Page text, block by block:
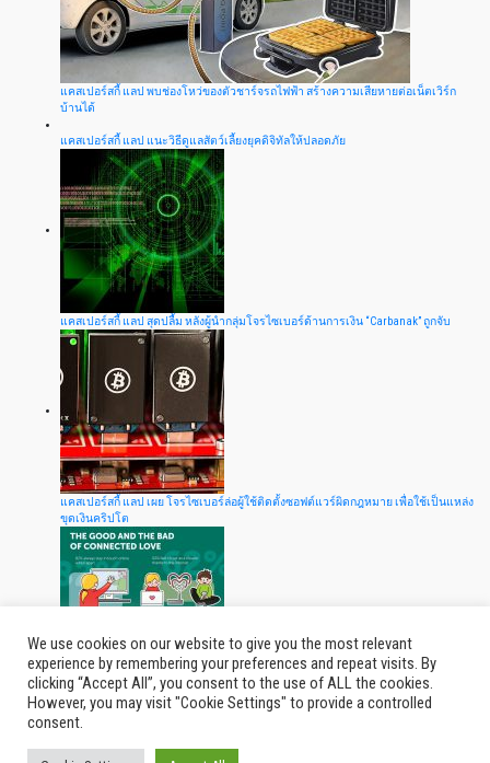
แคสเปอร์สกี้ แลป พบช่องโหว่ของตัวชาร์จรถไฟฟ้า สร้างความเสียหายต่อเน็ตเวิร์ก
บ้านได้
แคสเปอร์สกี้ แลป แนะวิธีดูแลสัตว์เลี้ยงยุคดิจิทัลให้ปลอดภัย
แคสเปอร์สกี้ แลป สุดปลื้ม หลังผู้นำกลุ่มโจรไซเบอร์ด้านการเงิน “Carbanak” ถูกจับ
แคสเปอร์สกี้ แลป เผย โจรไซเบอร์ล่อผู้ใช้ติดตั้งซอฟต์แวร์ผิดกฎหมาย เพื่อใช้เป็นแหล่ง
ขุดเงินคริปโต
แคสเปอร์สกี้ แลป เผยคู่รักยุคดิจิทัล 55% ทะเลาะกันเรื่องการใช้งานดีไวซ์มากเกินไป
We use cookies on our website to give you the most relevant
experience by remembering your preferences and repeat visits. By
clicking “Accept All”, you consent to the use of ALL the cookies.
However, you may visit "Cookie Settings" to provide a controlled
consent.